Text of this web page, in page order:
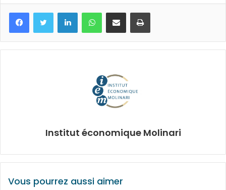
FacebookTwitter LinkedinWhatsApp
Partagez par mail Imprimez
Institut économique Molinari
Vous pourrez aussi aimer